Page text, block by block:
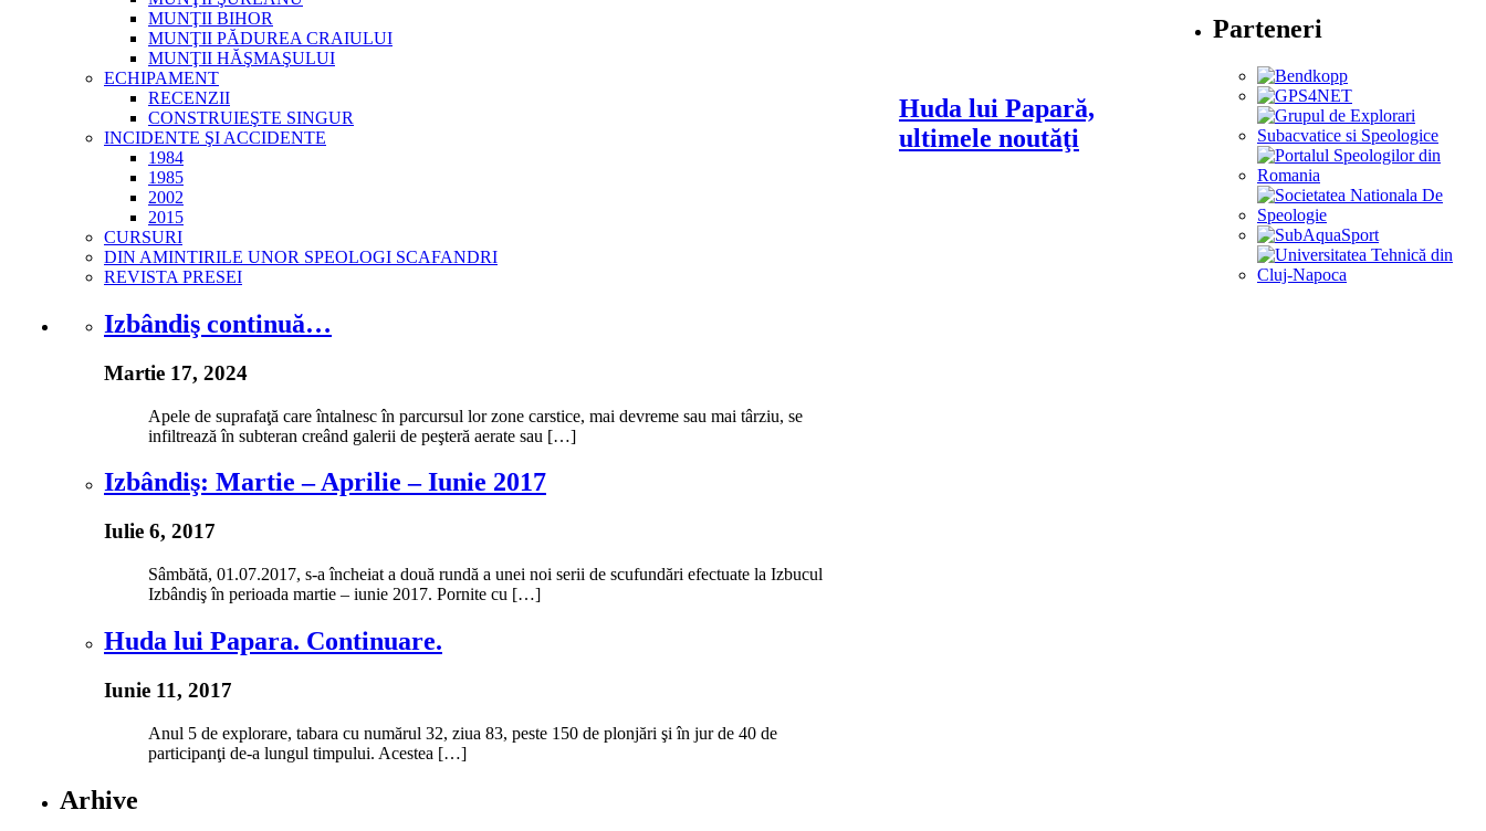
MUNŢII BIHOR
MUNŢII PĂDUREA CRAIULUI
MUNŢII HĂŞMAŞULUI
ECHIPAMENT
RECENZII
CONSTRUIEŞTE SINGUR
INCIDENTE ŞI ACCIDENTE
1984
1985
2002
2015
CURSURI
DIN AMINTIRILE UNOR SPEOLOGI SCAFANDRI
REVISTA PRESEI
Izbândiş continuă…
Martie 17, 2024
Apele de suprafaţă care întalnesc în parcursul lor zone carstice, mai devreme sau mai târziu, se
infiltrează în subteran creând galerii de peşteră aerate sau […]
Izbândiş: Martie – Aprilie – Iunie 2017
Iulie 6, 2017
Sâmbătă, 01.07.2017, s-a încheiat a două rundă a unei noi serii de scufundări efectuate la Izbucul
Izbândiş în perioada martie – iunie 2017. Pornite cu […]
Huda lui Papara. Continuare.
Iunie 11, 2017
Anul 5 de explorare, tabara cu numărul 32, ziua 83, peste 150 de plonjări şi în jur de 40 de
participanţi de-a lungul timpului. Acestea […]
Arhive
Huda lui Papară,
ultimele noutăţi
Parteneri